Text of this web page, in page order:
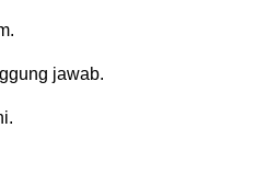
jawab.